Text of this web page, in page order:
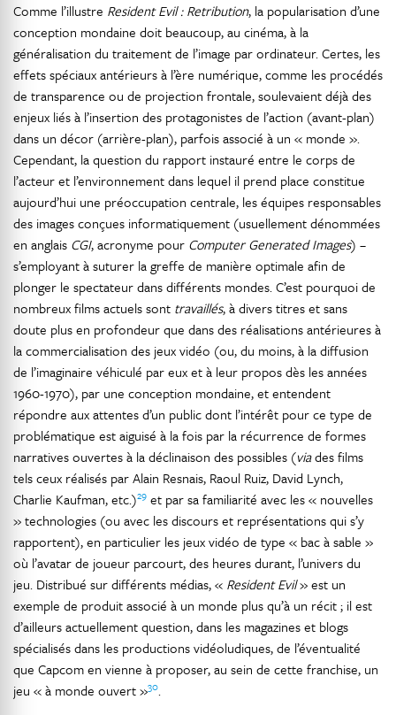
Comme l’illustre Resident Evil : Retribution, la popularisation d’une
conception mondaine doit beaucoup, au cinéma, à la
généralisation du traitement de l’image par ordinateur. Certes, les
effets spéciaux antérieurs à l’ère numérique, comme les procédés
de transparence ou de projection frontale, soulevaient déjà des
enjeux liés à l’insertion des protagonistes de l’action (avant-plan)
dans un décor (arrière-plan), parfois associé à un « monde ».
Cependant, la question du rapport instauré entre le corps de
l’acteur et l’environnement dans lequel il prend place constitue
aujourd’hui une préoccupation centrale, les équipes responsables
des images conçues informatiquement (usuellement dénommées
en anglais CGI, acronyme pour Computer Generated Images) –
s’employant à suturer la greffe de manière optimale afin de
plonger le spectateur dans différents mondes. C’est pourquoi de
nombreux films actuels sont travaillés, à divers titres et sans
doute plus en profondeur que dans des réalisations antérieures à
la commercialisation des jeux vidéo (ou, du moins, à la diffusion
de l’imaginaire véhiculé par eux et à leur propos dès les années
1960-1970), par une conception mondaine, et entendent
répondre aux attentes d’un public dont l’intérêt pour ce type de
problématique est aiguisé à la fois par la récurrence de formes
narratives ouvertes à la déclinaison des possibles (viades films
tels ceux réalisés par Alain Resnais, Raoul Ruiz, David Lynch,
Charlie Kaufman, etc.)29 et par sa familiarité avec les « nouvelles
» technologies (ou avec les discours et représentations qui s’y
rapportent), en particulier les jeux vidéo de type « bac à sable »
où l’avatar de joueur parcourt, des heures durant, l’univers du
jeu. Distribué sur différents médias, « Resident Evil» est un
exemple de produit associé à un monde plus qu’à un récit ; il est
d’ailleurs actuellement question, dans les magazines et blogs
spécialisés dans les productions vidéoludiques, de l’éventualité
que Capcom en vienne à proposer, au sein de cette franchise, un
jeu « à monde ouvert »30.